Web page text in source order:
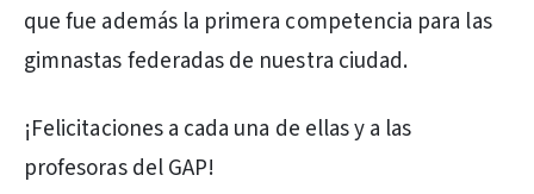
que fue además la primera competencia para las
gimnastas federadas de nuestra ciudad.
¡Felicitaciones a cada una de ellas y a las
profesoras del GAP!